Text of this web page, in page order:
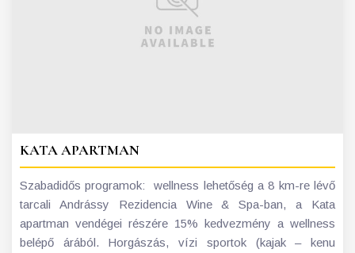
KATA APARTMAN
Szabadidős programok: wellness lehetőség a 8 km-re lévő
tarcali Andrássy Rezidencia Wine & Spa-ban, a Kata
apartman vendégei részére 15% kedvezmény a wellness
belépő árából. Horgászás, vízi sportok (kajak – kenu